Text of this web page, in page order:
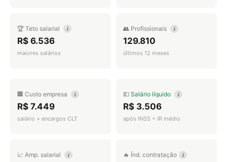
🏆 Teto salarial i
R$ 6.536
maiores salários
👥 Profissionais i
129.810
últimos 12 meses
🏢 Custo empresa i
R$ 7.449
salário + encargos CLT
💵 Salário líquido i
R$ 3.506
após INSS + IR médio
📈 Amp. salarial i 🔥 Índ. contratação i